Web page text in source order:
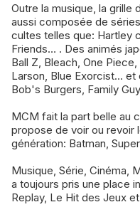
Outre la musique, la
aussi composée de
cultes telles que: Hartley
Friends… . Des animés
Ball Z, Bleach, One
Larson, Blue Exorcist… et
Bob's Burgers, Family
MCM fait la part belle au
propose de voir ou revoir
génération: Batman,
Musique, Série, Cinéma,
a toujours pris une place
Replay, Le Hit des Jeux